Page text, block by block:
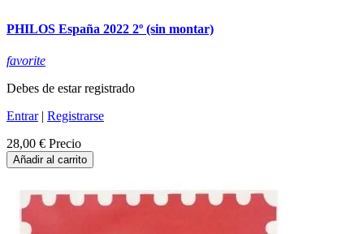
PHILOS España 2022 2º (sin montar)
favorite
Debes de estar registrado
Entrar| Registrarse
28,00 € Precio
Añadir al carrito